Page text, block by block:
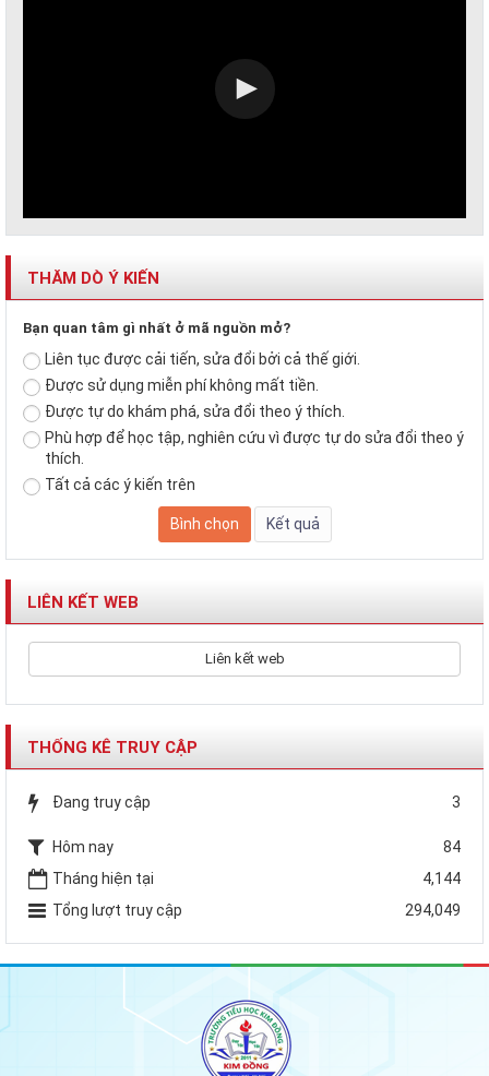
THĂM DÒ Ý KIẾN
Bạn quan tâm gì nhất ở mã nguồn mở?
Liên tục được cải tiến, sửa đổi bởi cả thế giới.
Được sử dụng miễn phí không mất tiền.
Được tự do khám phá, sửa đổi theo ý thích.
Phù hợp để học tập, nghiên cứu vì được tự do sửa đổi theo ý
thích.
Tất cả các ý kiến trên
LIÊN KẾT WEB
Liên kết web
THỐNG KÊ TRUY CẬP
Đang truy cập 3
Hôm nay
84
Tháng hiện tại
4,144
Tổng lượt truy cập
294,049